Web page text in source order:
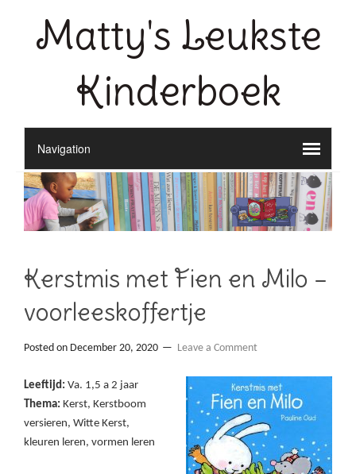
Matty's Leukste
Kinderboek
Kerstmis met Fien en Milo –
voorleeskoffertje
Posted on December 20, 2020 Leave a Comment
Leeftijd: Va. 1,5 a 2 jaar
Thema: Kerst, Kerstboom
versieren, Witte Kerst,
kleuren leren, vormen leren